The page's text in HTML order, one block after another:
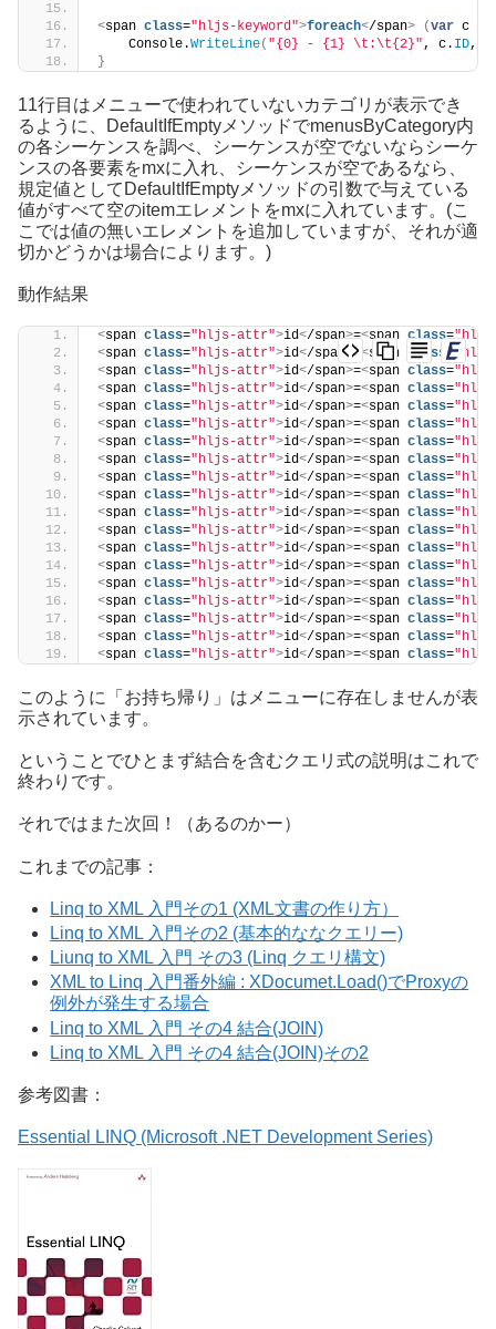
<span class="hljs-keyword">foreach</span> (var c
    Console.
WriteLine( "{0} - {1} \t:\t{2}" , c. ID,
}
11行目はメニューで使われていないカテゴリが表示でき
るように、DefaultIfEmptyメソッドでmenusByCategory内
の各シーケンスを調べ、シーケンスが空でないならシーケ
ンスの各要素をmxに入れ、シーケンスが空であるなら、
規定値としてDefaultIfEmptyメソッドの引数で与えている
値がすべて空のitemエレメントをmxに入れています。(こ
こでは値の無いエレメントを追加していますが、それが適
切かどうかは場合によります。)
動作結果
<span class="hljs-attr">id</span>=<span class=
<span class="hljs-attr">id</span>= <span class =
<span class="hljs-attr">id</span>=<span class=
<span class="hljs-attr">id</span>=<span class=
<span class="hljs-attr">id</span>=<span class=
<span class="hljs-attr">id</span>=<span class=
<span class="hljs-attr">id</span>=<span class=
<span class="hljs-attr">id</span>=<span class=
<span class="hljs-attr">id</span>=<span class=
<span class="hljs-attr">id</span>=<span class=
<span class="hljs-attr">id</span>=<span class=
<span class="hljs-attr">id</span>=<span class=
<span class="hljs-attr">id</span>=<span class=
<span class="hljs-attr">id</span>=<span class=
<span class="hljs-attr">id</span>=<span class=
<span class="hljs-attr">id</span>=<span class=
<span class="hljs-attr">id</span>=<span class=
<span class="hljs-attr">id</span>=<span class=
<span class="hljs-attr">id</span>=<span class=
このように「お持ち帰り」はメニューに存在しませんが表
示されています。
ということでひとまず結合を含むクエリ式の説明はこれで
終わりです。
それではまた次回！（あるのかー）
これまでの記事：
Linq to XML 入門その1 (XML文書の作り方）
Linq to XML 入門その2 (基本的ななクエリー)
Liunq to XML 入門 その3 (Linq クエリ構文)
XML to Linq 入門番外編 : XDocumet.Load()でProxyの
例外が発生する場合
Linq to XML 入門 その4 結合(JOIN)
Linq to XML 入門 その4 結合(JOIN)その2
参考図書：
Essential LINQ (Microsoft .NET Development Series)